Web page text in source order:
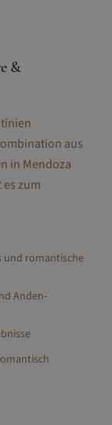
&
aus
in Mendoza
zum
und romantische
Anden-